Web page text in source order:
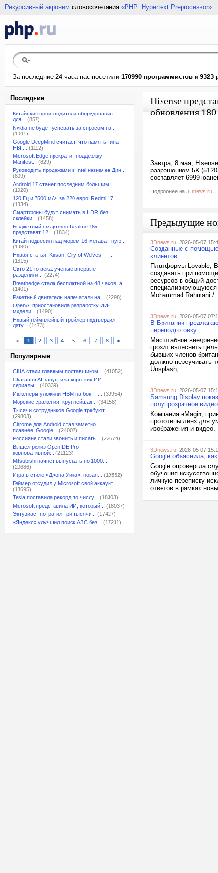
Рекурсивный акроним словосочетания «PHP: Hypertext Preprocessor»
За последние 24 часа нас посетили 170990 программистов и 9323
Последние
Китайские производители оборудования
для...
(857)
Nvidia не будет успевать за спросом на...
(1041)
Google DeepMind считает, что память типа
HBF...
(1112)
Microsoft Edge прекратит поддержку
Manifest...
(829)
Руководить продажами в Intel назначен Дин...
(809)
Android 17 станет последним большим...
(1920)
120 Гц и 7500 мАч за 220 евро. Redmi 17...
(1334)
Смартфоны будут снимать в HDR без
склейки...
(1458)
Бюджетный смартфон Realme 16x
представят 12...
(1834)
Китай подвесил над морем 16-мегаваттную...
(1930)
Новая статья: Kusan: City of Wolves —...
(1315)
Сито 21-го века: ученые впервые
разделили...
(2274)
Breathedge стала бесплатной на 48 часов, а...
(1401)
Ракетный двигатель напечатали на...
(2298)
OpenAI приостановила разработку ИИ-
модели...
(1490)
Новый геймплейный трейлер подтвердил
дату...
(1473)
< 1 2 3 4 5 6 7 8 >
Популярные
США стали главным поставщиком...
(41052)
Character.AI запустила короткие ИИ-
сериалы...
(40339)
Инженеры уложили HBM на бок —...
(39954)
Морские сражения, крупнейшая...
(34158)
Тысячи сотрудников Google требуют...
(29803)
Chrome для Android стал заметно
плавнее: Google...
(24002)
Россияне стали звонить и писать...
(22674)
Вышел релиз OpenIDE Pro —
корпоративной...
(21123)
Mitsubishi начнёт выпускать по 1000...
(20686)
Игра в стиле «Джона Уика», новая...
(19532)
Геймер отсудил у Microsoft свой аккаунт...
(18695)
Tesla поставила рекорд по числу...
(18303)
Microsoft представила ИИ, который...
(18037)
Энтузиаст потратил три тысячи...
(17427)
«Яндекс» улучшил поиск АЗС без...
(17211)
Hisense
обновления
Завтра, 8 мая,
разрешением 5K
составляет 6999
Подробнее на 3Dnews.ru
Предыдущие
3Dnews.ru , 2026-05-07
Созданные с помощью
клиентов
Платформы Lovable,
создавать при
ресурсов в общий
специализирующуюся
Mohammad Rahmani /
3Dnews.ru , 2026-05-07
В Британии
переподготовку
Масштабное
грозит вытеснить
бывших членов
должно переучивать
Unsplash,...
3Dnews.ru , 2026-05-07
Samsung Display
полупрозрачное видео
Компания eMagin,
прототипы линз для
изображения и видео.
3Dnews.ru , 2026-05-07
Google объяснила,
Google опровергла
обучения
личную переписку
ответов в рамках